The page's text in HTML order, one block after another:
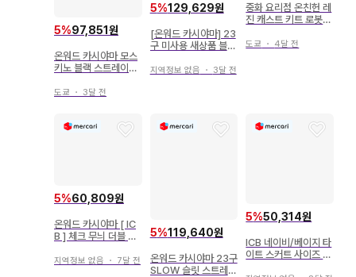
5%97,851원
온워드 카시야마 모스
키노 블랙 스트레이트
도쿄 ・ 3달 전
5%129,629원
[온워드 카시야마] 23
구 미사용 새상품 블랙
츠
지역정보 없음 ・ 3달 전
중화 요리점 온친헌 레
진 캐스트 키트 로봇
도쿄 ・ 4달 전
5%60,809원
온워드 카시야마 [ IC
B ] 체크 무늬 더블 브
지역정보 없음 ・ 7달 전
5%119,640원
온워드 카시야마 23구
SLOW 슬릿 스트레이
5%50,314원
ICB 네이비/베이지 타
이트 스커트 사이즈 9